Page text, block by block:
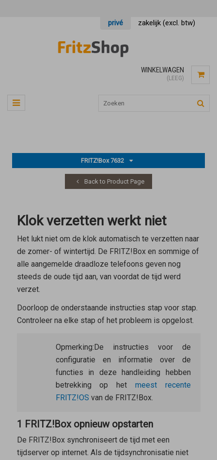
privé zakelijk (excl. btw)
WINKELWAGEN
(LEEG)
FRITZ!Box 7632
Back to Product Page
Klok verzetten werkt niet
Het lukt niet om de klok automatisch te verzetten naar
de zomer- of wintertijd. De FRITZ!Box en sommige of
alle aangemelde draadloze telefoons geven nog
steeds de oude tijd aan, van voordat de tijd werd
verzet.
Doorloop de onderstaande instructies stap voor stap.
Controleer na elke stap of het probleem is opgelost.
Opmerking: De instructies voor de
configuratie en informatie over de
functies in deze handleiding hebben
betrekking op het meest recente
FRITZ!OS van de FRITZ!Box.
1 FRITZ!Box opnieuw opstarten
De FRITZ!Box synchroniseert de tijd met een
tijdserver op internet. Als de tijdsynchronisatie niet